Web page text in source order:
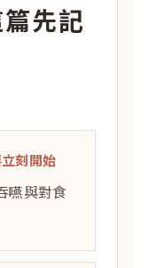
先記
刻開始
嚥與對食